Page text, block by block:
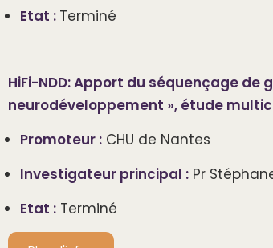
Etat : Terminé
HiFi-NDD: Apport du séquençage
neurodéveloppement », étude
Promoteur : CHU de Nantes
Investigateur principal : Pr
Etat : Terminé